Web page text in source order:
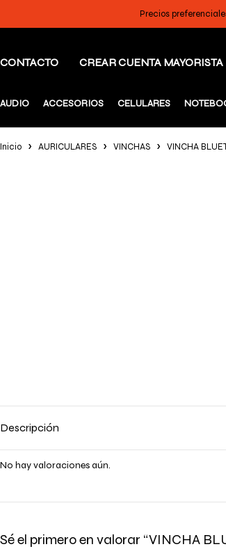
Precios
CONTACTO CREAR CUENTA MAYORISTA
AUDIO ACCESORIOS CELULARES
Inicio AURICULARES VINCHAS VINCHA
Descripción
No hay valoraciones aún.
Sé el primero en valorar “VINCHA